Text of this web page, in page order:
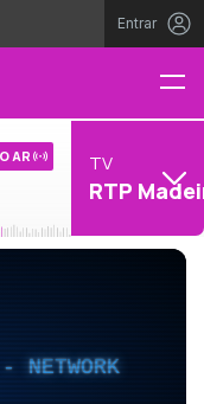
Entrar
AR TV
RTP
NETWORK